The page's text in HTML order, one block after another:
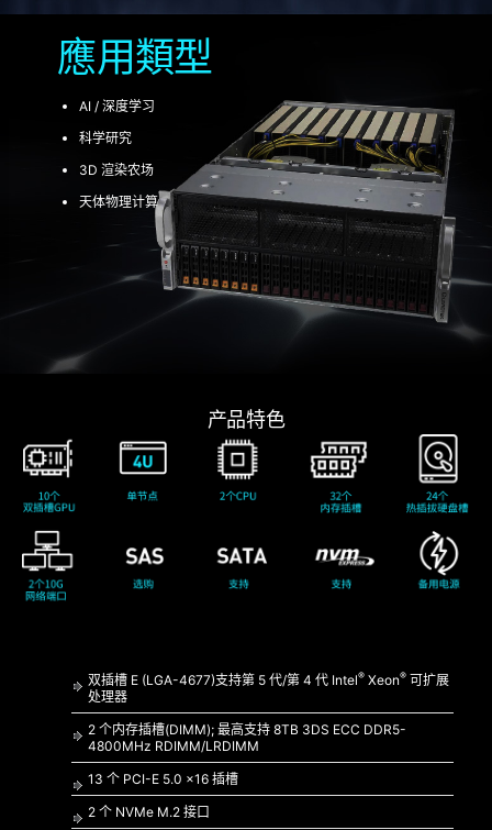
應用類型
AI / 深度学习
科学研究
3D 渲染农场
天体物理计算
产品特色
双插槽 E (LGA-4677)支持第 5 代/第 4 代 Intel® Xeon® 可扩展
处理器
2 个内存插槽(DIMM); 最高支持 8TB 3DS ECC DDR5-
4800MHz RDIMM/LRDIMM
13 个 PCI-E 5.0 x16 插槽
2 个 NVMe M.2 接口